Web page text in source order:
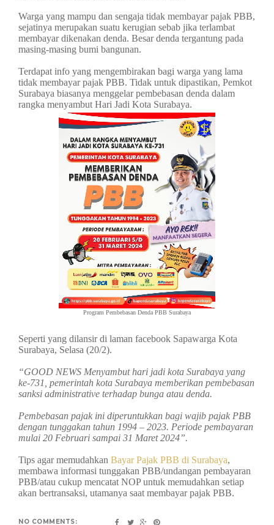
Warga yang mampu dan sengaja tidak membayar pajak PBB,
sejatinya merupakan suatu kerugian sebab jika terlambat
membayar dikenakan denda. Besar denda tergantung pada
masing-masing bumi bangunan.
Terdapat info yang mengembirakan bagi warga yang lama
tidak membayar pajak PBB. Tidak untuk dipastikan, Pemkot
Surabaya biasanya menggelar pembebasan denda dalam
rangka menyambut Hari Jadi Kota Surabaya.
Program Pembebasan Denda PBB Surabaya
Seperti yang dilansir di laman facebook Sapawarga Kota
Surabaya, Selasa (20/2).
“GOOD NEWS Menyambut hari jadi kota Surabaya yang
ke-731, pemerintah kota Surabaya memberikan pembebasan
sanksi administrative terhadap bunga atau denda.
Pembebasan pajak ini diperuntukkan bagi wajib pajak PBB
dengan tunggakan tahun 1994 – 2023. Periode pembayaran
mulai 20 Februari sampai 31 Maret 2024”.
Tips agar memudahkan Bayar Pajak PBB di Surabaya,
membawa informasi tunggakan PBB/undangan pembayaran
PBB/atau cukup mencatat NOP untuk memudahkan setiap
akan bertransaksi, utamanya saat membayar pajak PBB.
NO COMMENTS: